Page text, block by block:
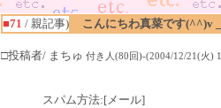
■71 / 親記事) こんにちわ真菜です(^^)v
□投稿者/ まちゅ 付き人(80回)-(2004/12/21(火)
スパム方法:[メール]